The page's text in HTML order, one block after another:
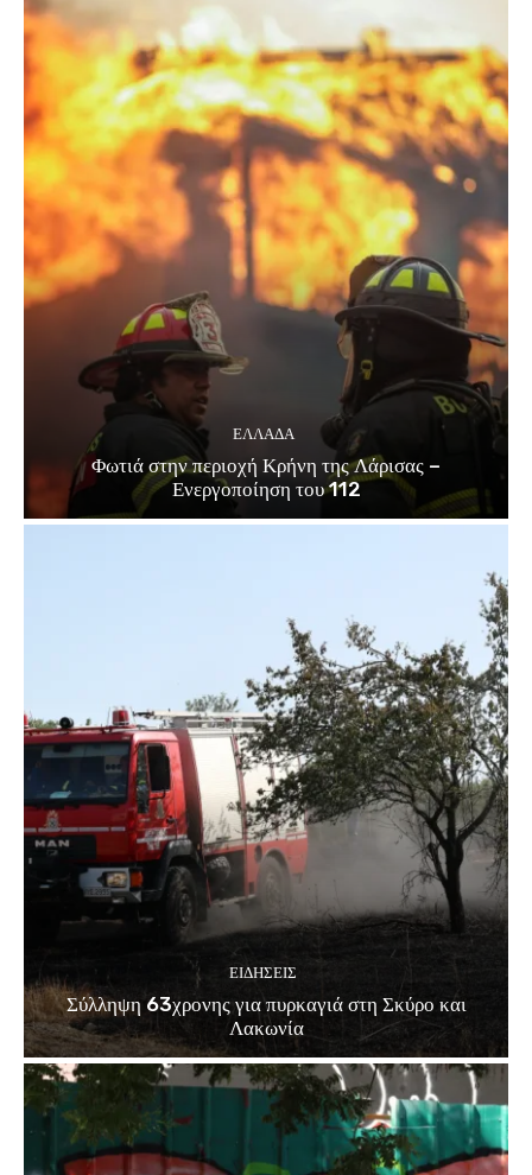
ΕΛΛΑΔΑ
Φωτιά στην περιοχή Κρήνη της Λάρισας –
Ενεργοποίηση του 112
ΕΙΔΗΣΕΙΣ
Σύλληψη 63χρονης για πυρκαγιά στη Σκύρο και
Λακωνία